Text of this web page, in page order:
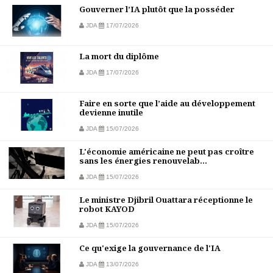
Gouverner l’IA plutôt que la posséder
JDA 17/07/2026
La mort du diplôme
JDA 17/07/2026
Faire en sorte que l’aide au développement
devienne inutile
JDA 15/07/2026
L'économie américaine ne peut pas croître
sans les énergies renouvelab...
JDA 15/07/2026
Le ministre Djibril Ouattara réceptionne le
robot KAYOD
JDA 15/07/2026
Ce qu'exige la gouvernance de l'IA
JDA 13/07/2026